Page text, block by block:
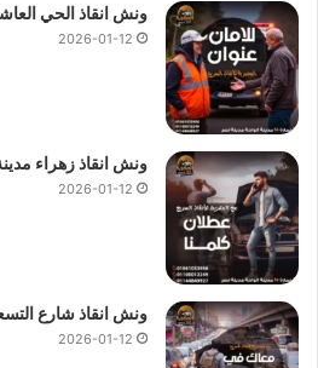
ونش انقاذ الحي
2026-01-12
ونش انقاذ زهراء
2026-01-12
ونش انقاذ شارع
2026-01-12